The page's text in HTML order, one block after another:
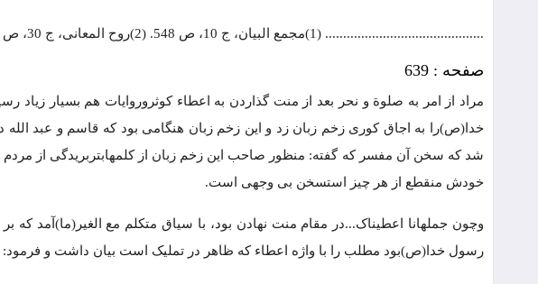
............................................ (1)مجمع البیان، ج 10، ص 548. (2)روح المعانی، ج 30، ص 245. (3 و 4)روح المعانی، ج 30، ص 244 و 245.
صفحه : 639
مراد از امر به صلوة و نحر بعد از منت گذاردن به اعطاء کوثروروایات هم بسیار
خدا(ص)را به اجاق کوری زخم زبان زد و این زخم زبان هنگامی بود که قاسم و عبد الله
شد که سخن آن مفسر که گفته: منظور صاحب این زخم زبان از کلمهابتربریدگی از مردم
خودش منقطع از هر چیز استسخن بی وجهی است.
وچون جملهانا اعطیناک...در مقام منت نهادن بود، با سیاق متکلم مع
رسول خدا(ص)بود مطلب را با واژه اعطاء که ظاهر در تملیک است بیان داشت و فرمود: